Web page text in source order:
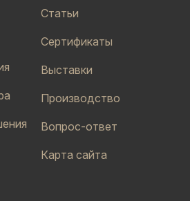
Статьи
Сертификаты
Выставки
Производство
Вопрос-ответ
Карта сайта